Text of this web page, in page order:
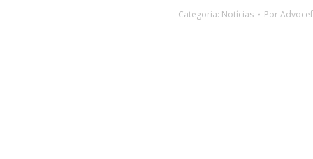
Categoria: Notícias Por